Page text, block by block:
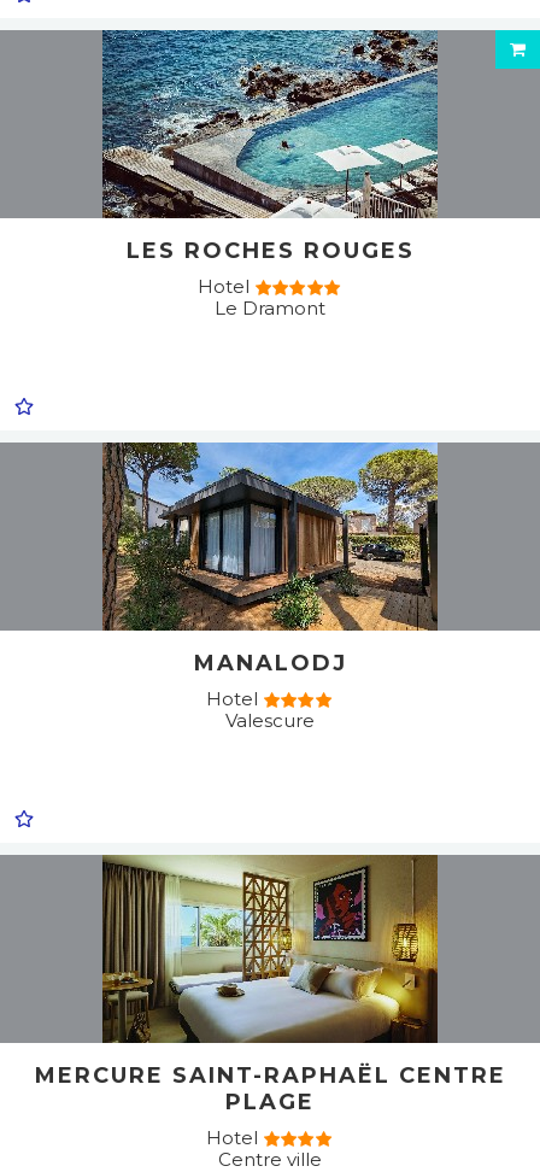
LES ROCHES ROUGES
Hotel
Le Dramont
MANALODJ
Hotel
Valescure
MERCURE SAINT-RAPHAËL CENTRE
PLAGE
Hotel
Centre ville